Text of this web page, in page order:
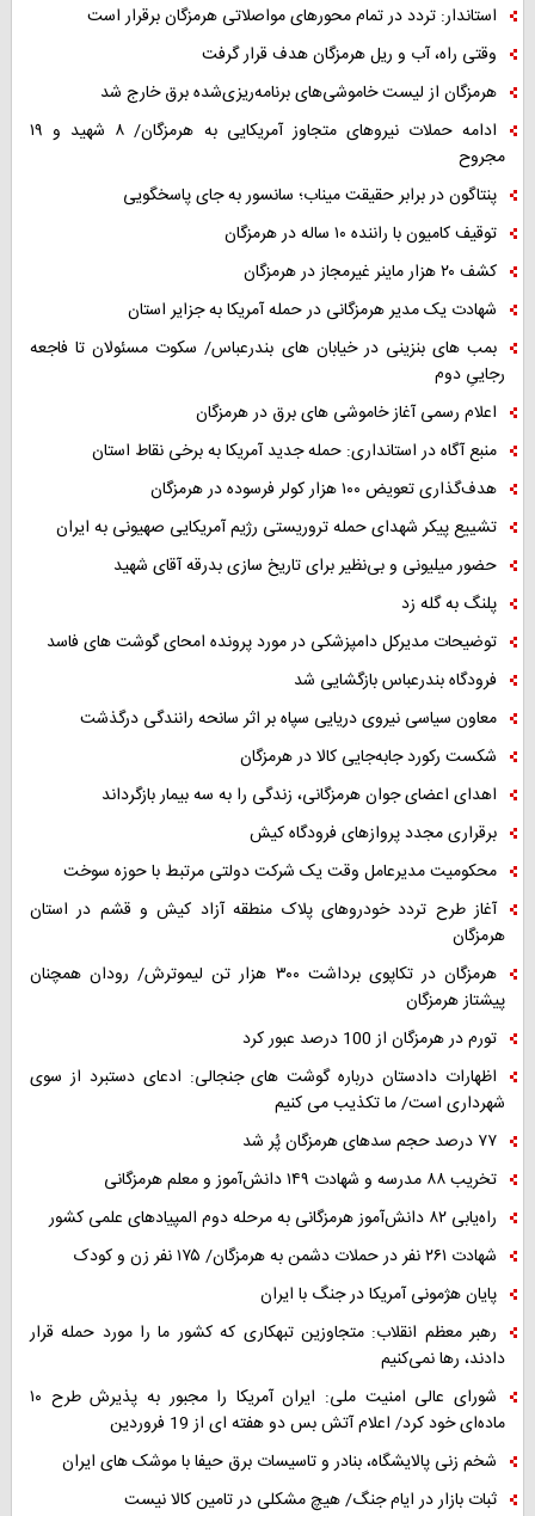
استاندار: تردد در تمام محورهای مواصلاتی هرمزگان برقرار است
وقتی راه، آب و ریل هرمزگان هدف قرار گرفت
هرمزگان از لیست خاموشی‌های برنامه‌ریزی‌شده برق خارج شد
ادامه حملات نیروهای متجاوز آمریکایی به هرمزگان/ ۸ شهید و ۱۹
مجروح
پنتاگون در برابر حقیقت میناب؛ سانسور به جای پاسخگویی
توقیف کامیون با راننده ۱۰ ساله در هرمزگان
کشف ۲۰ هزار ماینر غیرمجاز در هرمزگان
شهادت یک مدیر هرمزگانی در حمله آمریکا به جزایر استان
بمب های بنزینی در خیابان های بندرعباس/ سکوت مسئولان تا فاجعه
رجاییِ دوم
اعلام رسمی آغاز خاموشی های برق در هرمزگان
منبع آگاه در استانداری: حمله جدید آمریکا به برخی نقاط استان
هدف‌گذاری تعویض ۱۰۰ هزار کولر فرسوده در هرمزگان
تشییع پیکر شهدای حمله تروریستی رژیم آمریکایی صهیونی به ایران
حضور میلیونی و بی‌نظیر برای تاریخ سازی بدرقه آقای شهید
پلنگ به گله زد
توضیحات مدیرکل دامپزشکی در مورد پرونده امحای گوشت های فاسد
فرودگاه بندرعباس بازگشایی شد
معاون سیاسی نیروی دریایی سپاه بر اثر سانحه رانندگی درگذشت
شکست رکورد جابه‌جایی کالا در هرمزگان
اهدای اعضای جوان هرمزگانی، زندگی را به سه بیمار بازگرداند
برقراری مجدد پروازهای فرودگاه کیش
محکومیت مدیرعامل وقت یک شرکت دولتی مرتبط با حوزه سوخت
آغاز طرح تردد خودروهای پلاک منطقه آزاد کیش و قشم در استان
هرمزگان
هرمزگان در تکاپوی برداشت ۳۰۰ هزار تن لیموترش/ رودان همچنان
پیشتاز هرمزگان
تورم در هرمزگان از 100 درصد عبور کرد
اظهارات دادستان درباره گوشت های جنجالی: ادعای دستبرد از سوی
شهرداری است/ ما تکذیب می کنیم
۷۷ درصد حجم سدهای هرمزگان پُر شد
تخریب ۸۸ مدرسه و شهادت ۱۴۹ دانش‌آموز و معلم هرمزگانی
راه‌یابی ۸۲ دانش‌آموز هرمزگانی به مرحله دوم المپیادهای علمی کشور
شهادت ۲۶۱ نفر در حملات دشمن به هرمزگان/ ۱۷۵ نفر زن و کودک
پایان هژمونی آمریکا در جنگ با ایران
رهبر معظم انقلاب: متجاوزین تبهکاری که کشور ما را مورد حمله قرار
دادند، رها نمی‌کنیم
شورای عالی امنیت ملی: ایران آمریکا را مجبور به پذیرش طرح ۱۰
ماده‌ای خود کرد/ اعلام آتش بس دو هفته ای از 19 فروردین
شخم زنی پالایشگاه، بنادر و تاسیسات برق حیفا با موشک های ایران
ثبات بازار در ایام جنگ/ هیچ مشکلی در تامین کالا نیست